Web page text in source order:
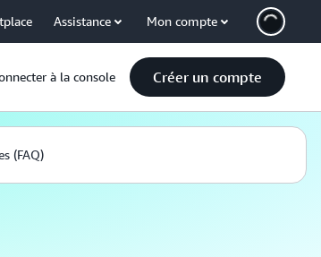
Assistance Mon compte
à la console Créer un compte
(FAQ)